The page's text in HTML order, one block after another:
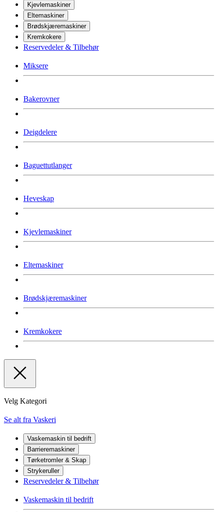
Kjevlemaskiner
Eltemaskiner
Brødskjæremaskiner
Kremkokere
Reservedeler & Tilbehør
Miksere
Bakerovner
Deigdelere
Baguettutlanger
Heveskap
Kjevlemaskiner
Eltemaskiner
Brødskjæremaskiner
Kremkokere
Velg Kategori
Se alt fra Vaskeri
Vaskemaskin til bedrift
Barrieremaskiner
Tørketromler & Skap
Strykeruller
Reservedeler & Tilbehør
Vaskemaskin til bedrift